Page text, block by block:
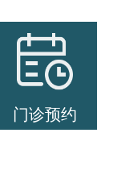
门诊预约